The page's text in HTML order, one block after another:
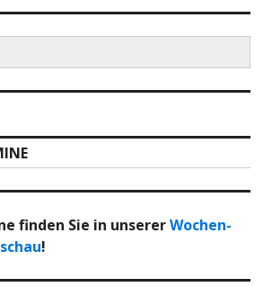
finden Sie in unsererWochen-
!